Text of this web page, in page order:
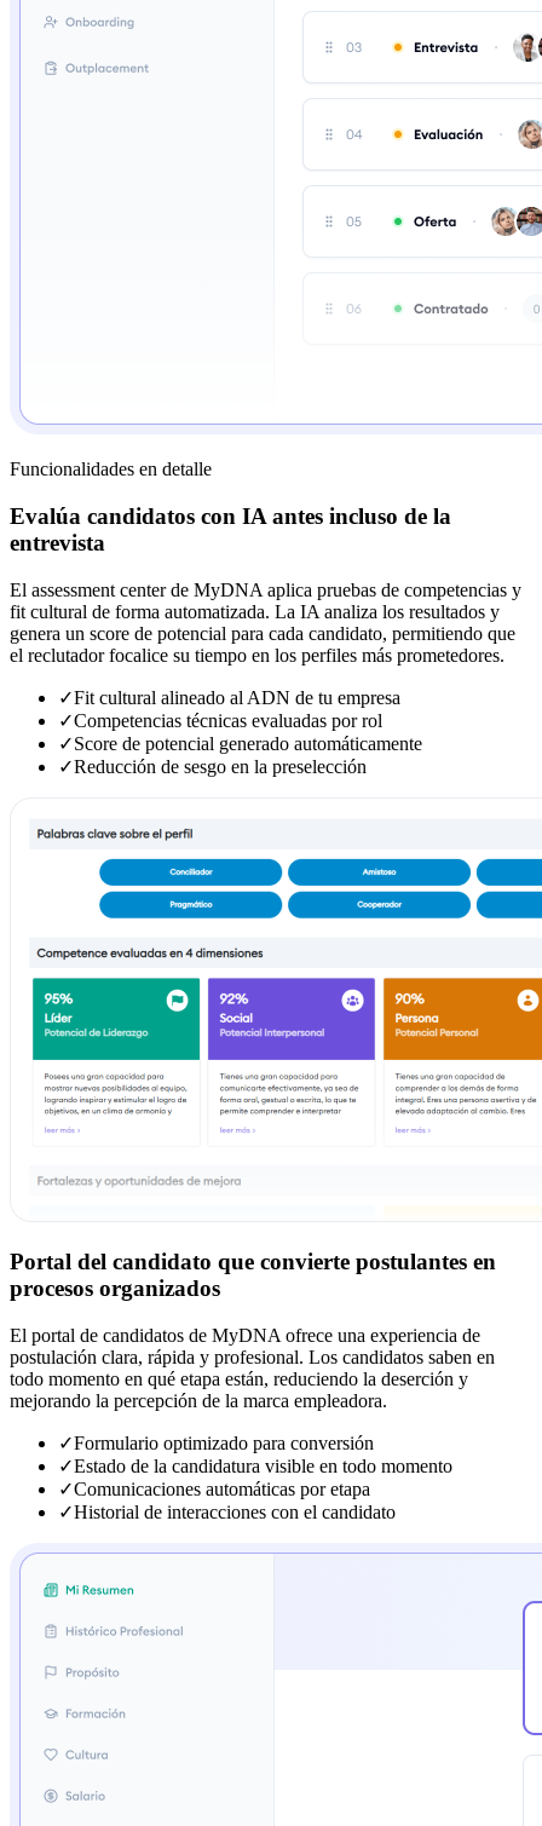
Funcionalidades en detalle
Evalúa candidatos con IA antes incluso de la
entrevista
El assessment center de MyDNA aplica pruebas de competencias y
fit cultural de forma automatizada. La IA analiza los resultados y
genera un score de potencial para cada candidato, permitiendo que
el reclutador focalice su tiempo en los perfiles más prometedores.
✓Fit cultural alineado al ADN de tu empresa
✓Competencias técnicas evaluadas por rol
✓Score de potencial generado automáticamente
✓Reducción de sesgo en la preselección
Portal del candidato que convierte postulantes en
procesos organizados
El portal de candidatos de MyDNA ofrece una experiencia de
postulación clara, rápida y profesional. Los candidatos saben en
todo momento en qué etapa están, reduciendo la deserción y
mejorando la percepción de la marca empleadora.
✓Formulario optimizado para conversión
✓Estado de la candidatura visible en todo momento
✓Comunicaciones automáticas por etapa
✓Historial de interacciones con el candidato